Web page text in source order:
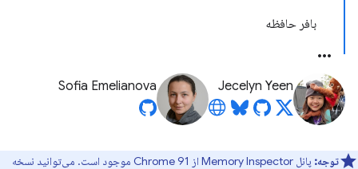
بافر حافظه
Jecelyn Yeen
Sofia Emelianova
توجه:
پانل Memory Inspector از Chrome 91 موجود است. می‌توانید نسخه